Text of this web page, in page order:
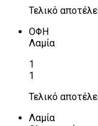
Τελικό
ΟΦΗ
Λαμία
1
1
Τελικό
Λαμία